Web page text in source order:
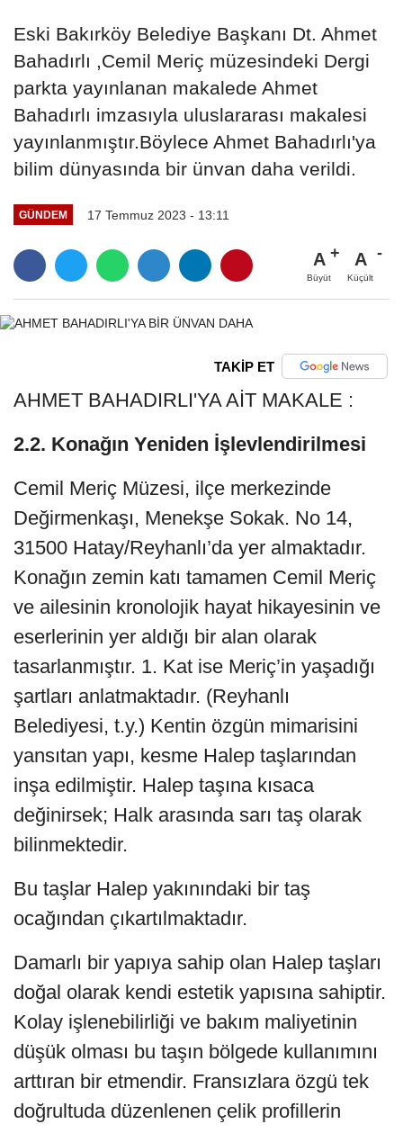
Eski Bakırköy Belediye Başkanı Dt. Ahmet
Bahadırlı ,Cemil Meriç müzesindeki Dergi
parkta yayınlanan makalede Ahmet
Bahadırlı imzasıyla uluslararası makalesi
yayınlanmıştır.Böylece Ahmet Bahadırlı'ya
bilim dünyasında bir ünvan daha verildi.
GÜNDEM 17 Temmuz 2023 - 13:11
A
Büyüt
A
Küçült
TAKİP ET
AHMET BAHADIRLI'YA AİT MAKALE :
2.2. Konağın Yeniden İşlevlendirilmesi
Cemil Meriç Müzesi, ilçe merkezinde
Değirmenkaşı, Menekşe Sokak. No 14,
31500 Hatay/Reyhanlı’da yer almaktadır.
Konağın zemin katı tamamen Cemil Meriç
ve ailesinin kronolojik hayat hikayesinin ve
eserlerinin yer aldığı bir alan olarak
tasarlanmıştır. 1. Kat ise Meriç’in yaşadığı
şartları anlatmaktadır. (Reyhanlı
Belediyesi, t.y.) Kentin özgün mimarisini
yansıtan yapı, kesme Halep taşlarından
inşa edilmiştir. Halep taşına kısaca
değinirsek; Halk arasında sarı taş olarak
bilinmektedir.
Bu taşlar Halep yakınındaki bir taş
ocağından çıkartılmaktadır.
Damarlı bir yapıya sahip olan Halep taşları
doğal olarak kendi estetik yapısına sahiptir.
Kolay işlenebilirliği ve bakım maliyetinin
düşük olması bu taşın bölgede kullanımını
arttıran bir etmendir. Fransızlara özgü tek
doğrultuda düzenlenen çelik profillerin